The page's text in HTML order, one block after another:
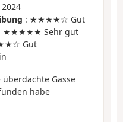
: ★★★★☆ Gut
★★★★★ Sehr gut
Gut
Gasse
habe